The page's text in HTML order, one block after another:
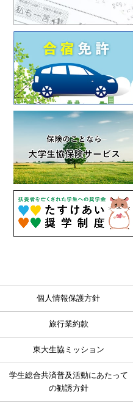
個人情報保護方針
旅行業約款
東大生協ミッション
学生総合共済普及活動にあたって
の勧誘方針